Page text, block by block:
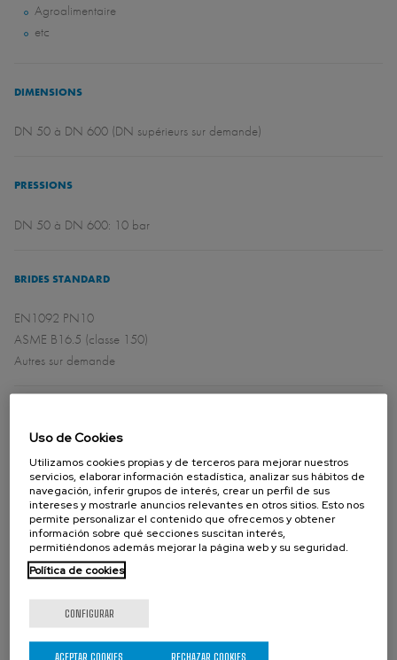
Agroalimentaire
etc
DIMENSIONS
DN 50 à DN 600 (DN supérieurs sur demande)
PRESSIONS
DN 50 à DN 600: 10 bar
BRIDES STANDARD
EN1092 PN10
ASME B16.5 (classe 150)
Autres sur demande
Pour connaître les directives UE et autres certificats, veuillez consulter le
document : Conformité aux Directives et Certificats - Vannes à Guillotine
– Catalogues et Datasheets
Pour obtenir des informations et connaître la disponibilité de catégories
et de zones, contacter le département technico-commercial d`Orbinox.
Uso de Cookies
Utilizamos cookies propias y de terceros para mejorar nuestros
servicios, elaborar información estadística, analizar sus hábitos de
navegación, inferir grupos de interés, crear un perfil de sus
intereses y mostrarle anuncios relevantes en otros sitios. Esto nos
permite personalizar el contenido que ofrecemos y obtener
información sobre qué secciones suscitan interés,
permitiéndonos además mejorar la página web y su seguridad.
Política de cookies
CONFIGURAR
RECHAZAR COOKIES
ACEPTAR COOKIES